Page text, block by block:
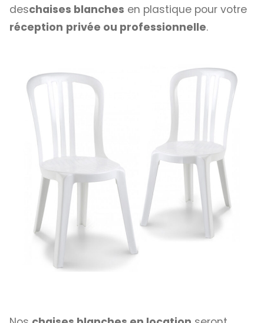
deschaises blanches en plastique pour votre
réception privée ou professionnelle.